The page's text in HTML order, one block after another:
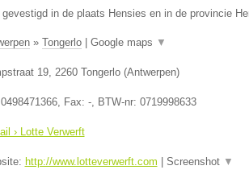
gevestigd in de plaats Hensies en in de provincie
» Tongerlo| Google maps ▼
19, 2260 Tongerlo(Antwerpen)
0498471366, Fax: -, BTW-nr: 0719998633
› Lotte Verwerft
http://www.lotteverwerft.com Screenshot ▼